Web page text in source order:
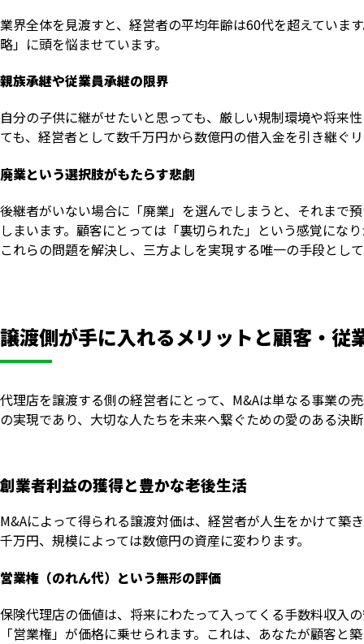
業界全体を見渡すと、経営者の平均年齢は60代を超えていま
略」に頭を悩ませています。
親族承継や従業員承継の限界
自分の子供に継がせたいと思っても、厳しい規制環境や将来
ても、経営者として数千万円から数億円の借入金を引き継ぐ
廃業という選択肢がもたらす悲劇
後継者がいない場合に「廃業」を選んでしまうと、それまで
しまいます。顧客にとっては「裏切られた」という感覚にな
これらの問題を解決し、三方よしを実現する唯一の手段とし
譲渡側が手に入れるメリットと顧客・従
代理店を譲渡する側の経営者にとって、M&Aは単なる事業の
の実現であり、大切な人たちを未来へ繋ぐための愛のある決
創業者利益の獲得と豊かな老後生活
M&Aによって得られる譲渡対価は、経営者が人生をかけて築
千万円、規模によっては数億円の資産に変わります。
営業権（のれん代）という無形の評価
保険代理店の価値は、将来にわたって入ってくる手数料収入
「営業権」が価格に乗せられます。これは、あなたが顧客